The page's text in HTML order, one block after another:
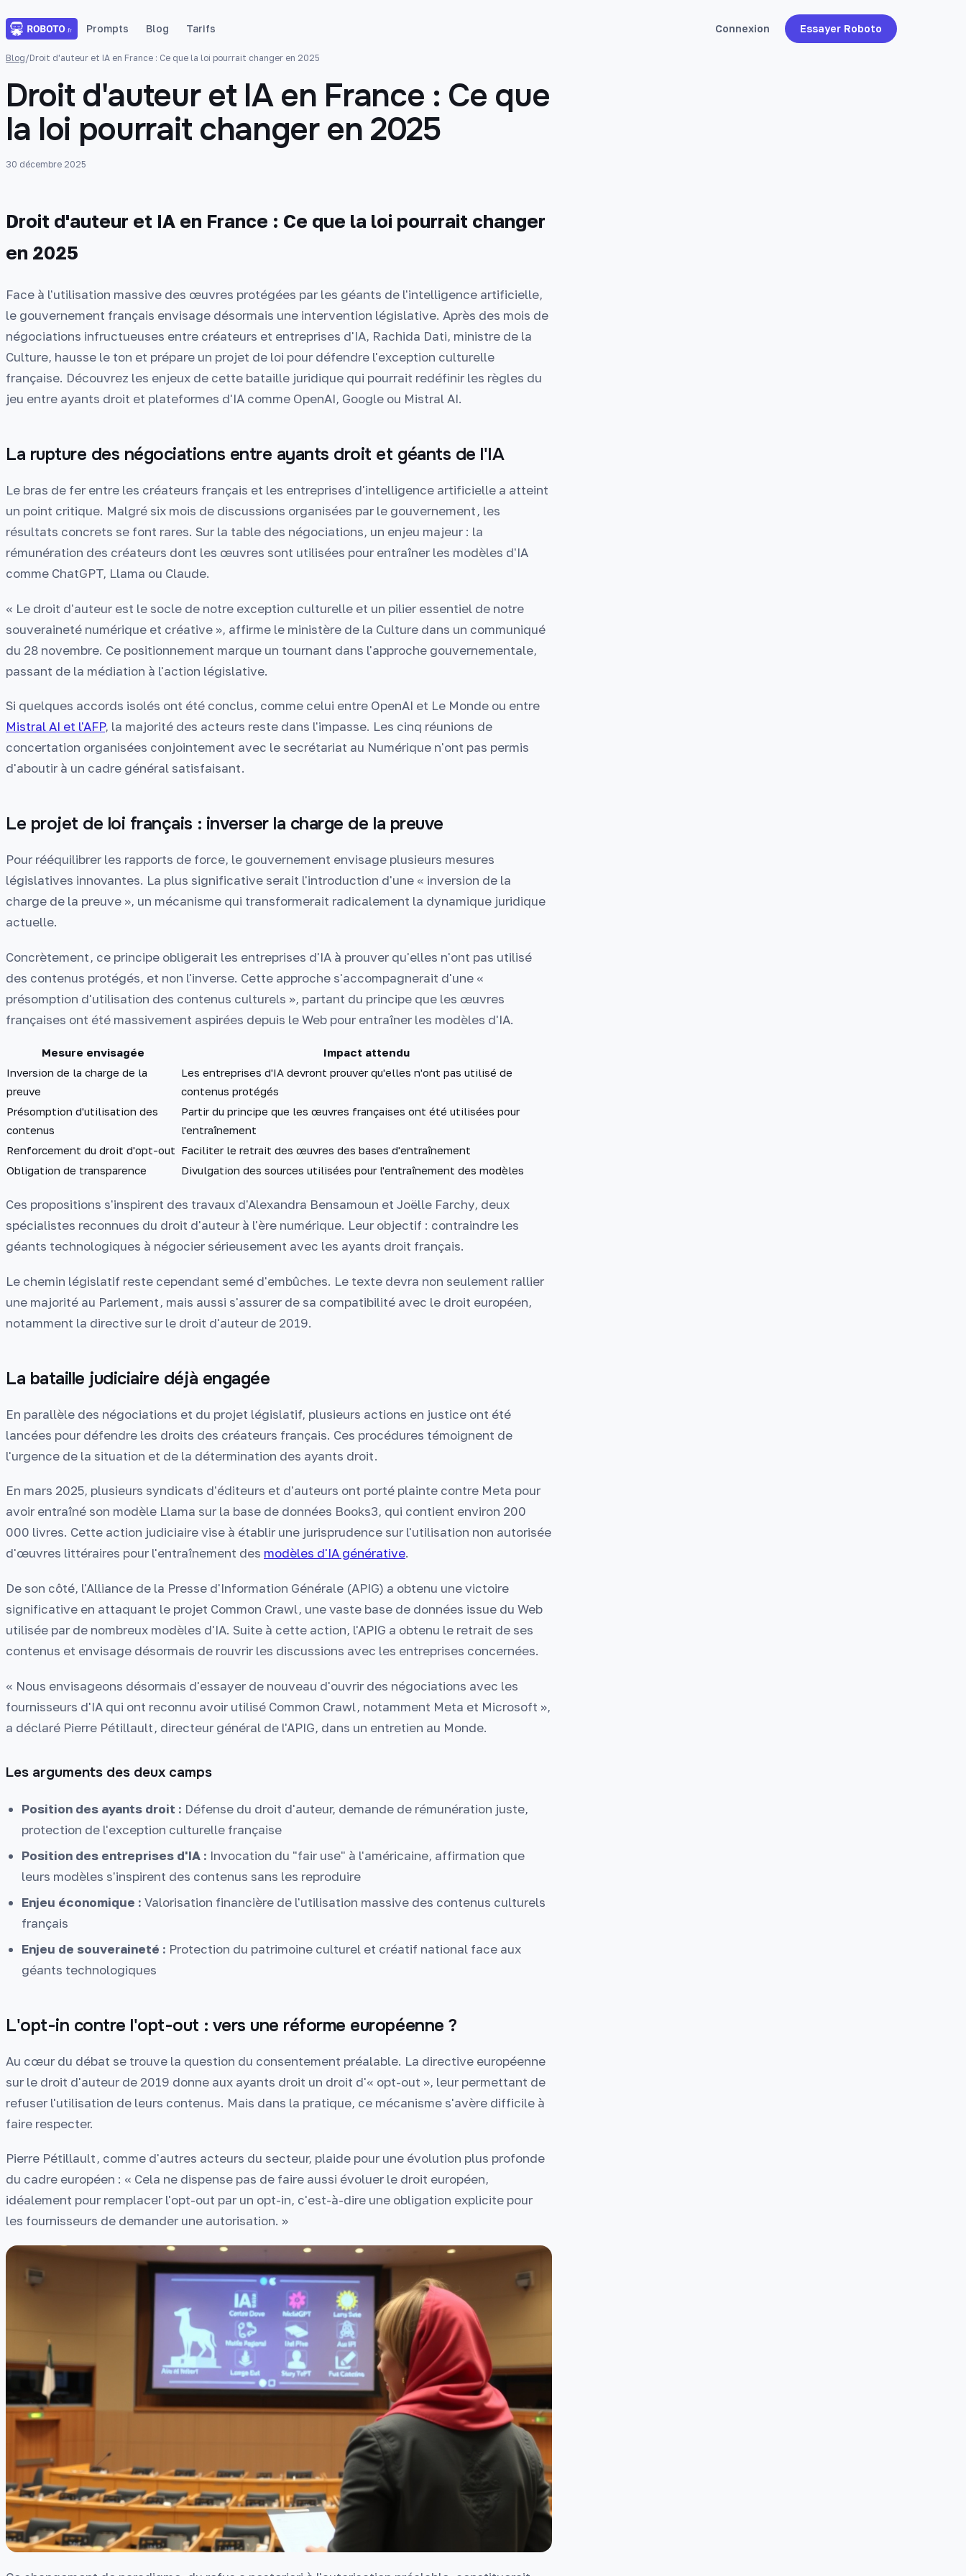
Prompts Blog Tarifs Connexion Essayer Roboto
Blog/Droit d'auteur et IA en France : Ce que la loi pourrait changer en 2025
Droit d'auteur et IA en France : Ce que
la loi pourrait changer en 2025
30 décembre 2025
Droit d'auteur et IA en France : Ce que la loi pourrait changer
en 2025
Face à l'utilisation massive des œuvres protégées par les géants de l'intelligence artificielle,
le gouvernement français envisage désormais une intervention législative. Après des mois de
négociations infructueuses entre créateurs et entreprises d'IA, Rachida Dati, ministre de la
Culture, hausse le ton et prépare un projet de loi pour défendre l'exception culturelle
française. Découvrez les enjeux de cette bataille juridique qui pourrait redéfinir les règles du
jeu entre ayants droit et plateformes d'IA comme OpenAI, Google ou Mistral AI.
La rupture des négociations entre ayants droit et géants de l'IA
Le bras de fer entre les créateurs français et les entreprises d'intelligence artificielle a atteint
un point critique. Malgré six mois de discussions organisées par le gouvernement, les
résultats concrets se font rares. Sur la table des négociations, un enjeu majeur : la
rémunération des créateurs dont les œuvres sont utilisées pour entraîner les modèles d'IA
comme ChatGPT, Llama ou Claude.
« Le droit d'auteur est le socle de notre exception culturelle et un pilier essentiel de notre
souveraineté numérique et créative », affirme le ministère de la Culture dans un communiqué
du 28 novembre. Ce positionnement marque un tournant dans l'approche gouvernementale,
passant de la médiation à l'action législative.
Si quelques accords isolés ont été conclus, comme celui entre OpenAI et Le Monde ou entre
Mistral AI et l'AFP, la majorité des acteurs reste dans l'impasse. Les cinq réunions de
concertation organisées conjointement avec le secrétariat au Numérique n'ont pas permis
d'aboutir à un cadre général satisfaisant.
Le projet de loi français : inverser la charge de la preuve
Pour rééquilibrer les rapports de force, le gouvernement envisage plusieurs mesures
législatives innovantes. La plus significative serait l'introduction d'une « inversion de la
charge de la preuve », un mécanisme qui transformerait radicalement la dynamique juridique
actuelle.
Concrètement, ce principe obligerait les entreprises d'IA à prouver qu'elles n'ont pas utilisé
des contenus protégés, et non l'inverse. Cette approche s'accompagnerait d'une «
présomption d'utilisation des contenus culturels », partant du principe que les œuvres
françaises ont été massivement aspirées depuis le Web pour entraîner les modèles d'IA.
Mesure envisagée
Impact attendu
Inversion de la charge de la
preuve
Les entreprises d'IA devront prouver qu'elles n'ont pas utilisé de
contenus protégés
Présomption d'utilisation des
contenus
Partir du principe que les œuvres françaises ont été utilisées pour
l'entraînement
Renforcement du droit d'opt-out Faciliter le retrait des œuvres des bases d'entraînement
Obligation de transparence
Divulgation des sources utilisées pour l'entraînement des modèles
Ces propositions s'inspirent des travaux d'Alexandra Bensamoun et Joëlle Farchy, deux
spécialistes reconnues du droit d'auteur à l'ère numérique. Leur objectif : contraindre les
géants technologiques à négocier sérieusement avec les ayants droit français.
Le chemin législatif reste cependant semé d'embûches. Le texte devra non seulement rallier
une majorité au Parlement, mais aussi s'assurer de sa compatibilité avec le droit européen,
notamment la directive sur le droit d'auteur de 2019.
La bataille judiciaire déjà engagée
En parallèle des négociations et du projet législatif, plusieurs actions en justice ont été
lancées pour défendre les droits des créateurs français. Ces procédures témoignent de
l'urgence de la situation et de la détermination des ayants droit.
En mars 2025, plusieurs syndicats d'éditeurs et d'auteurs ont porté plainte contre Meta pour
avoir entraîné son modèle Llama sur la base de données Books3, qui contient environ 200
000 livres. Cette action judiciaire vise à établir une jurisprudence sur l'utilisation non autorisée
d'œuvres littéraires pour l'entraînement des modèles d'IA générative.
De son côté, l'Alliance de la Presse d'Information Générale (APIG) a obtenu une victoire
significative en attaquant le projet Common Crawl, une vaste base de données issue du Web
utilisée par de nombreux modèles d'IA. Suite à cette action, l'APIG a obtenu le retrait de ses
contenus et envisage désormais de rouvrir les discussions avec les entreprises concernées.
« Nous envisageons désormais d'essayer de nouveau d'ouvrir des négociations avec les
fournisseurs d'IA qui ont reconnu avoir utilisé Common Crawl, notamment Meta et Microsoft »,
a déclaré Pierre Pétillault, directeur général de l'APIG, dans un entretien au Monde.
Les arguments des deux camps
Position des ayants droit : Défense du droit d'auteur, demande de rémunération juste,
protection de l'exception culturelle française
Position des entreprises d'IA : Invocation du "fair use" à l'américaine, affirmation que
leurs modèles s'inspirent des contenus sans les reproduire
Enjeu économique : Valorisation financière de l'utilisation massive des contenus culturels
français
Enjeu de souveraineté : Protection du patrimoine culturel et créatif national face aux
géants technologiques
L'opt-in contre l'opt-out : vers une réforme européenne ?
Au cœur du débat se trouve la question du consentement préalable. La directive européenne
sur le droit d'auteur de 2019 donne aux ayants droit un droit d'« opt-out », leur permettant de
refuser l'utilisation de leurs contenus. Mais dans la pratique, ce mécanisme s'avère difficile à
faire respecter.
Pierre Pétillault, comme d'autres acteurs du secteur, plaide pour une évolution plus profonde
du cadre européen : « Cela ne dispense pas de faire aussi évoluer le droit européen,
idéalement pour remplacer l'opt-out par un opt-in, c'est-à-dire une obligation explicite pour
les fournisseurs de demander une autorisation. »